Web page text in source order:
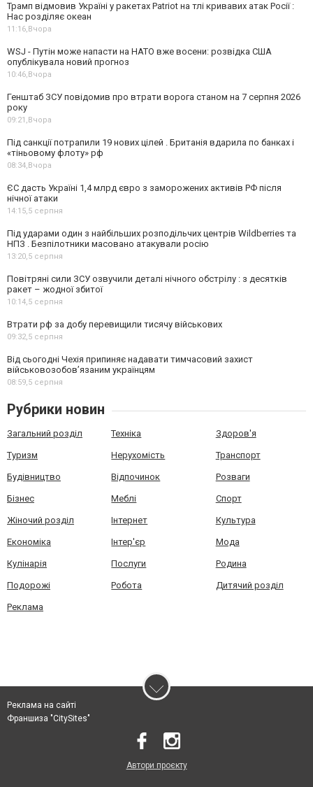
Трамп відмовив Україні у ракетах Patriot на тлі кривавих атак Росії :
Нас розділяє океан
11:16, Вчора
WSJ - Путін може напасти на НАТО вже восени: розвідка США
опублікувала новий прогноз
10:46, Вчора
Генштаб ЗСУ повідомив про втрати ворога станом на 7 серпня 2026
року
09:21, Вчора
Під санкції потрапили 19 нових цілей . Британія вдарила по банках і
«тіньовому флоту» рф
08:34, Вчора
ЄС дасть Україні 1,4 млрд євро з заморожених активів РФ після
нічної атаки
14:15,5 серпня
Під ударами один з найбільших розподільчих центрів Wildberries та
НПЗ . Безпілотники масовано атакували росію
13:20,5 серпня
Повітряні сили ЗСУ озвучили деталі нічного обстрілу : з десятків
ракет – жодної збитої
10:14,5 серпня
Втрати рф за добу перевищили тисячу військових
09:32,5 серпня
Від сьогодні Чехія припиняє надавати тимчасовий захист
військовозобов’язаним українцям
08:59,5 серпня
Рубрики новин
Загальний розділ Техніка Здоров'я
Туризм Нерухомість Транспорт
Будівництво Відпочинок Розваги
Бізнес Меблі Спорт
Жіночий розділ Інтернет Культура
Економіка Інтер'єр Мода
Кулінарія Послуги Родина
Подорожі Робота Дитячий розділ
Реклама
Реклама на сайті
Франшиза "CitySites"
Автори проєкту